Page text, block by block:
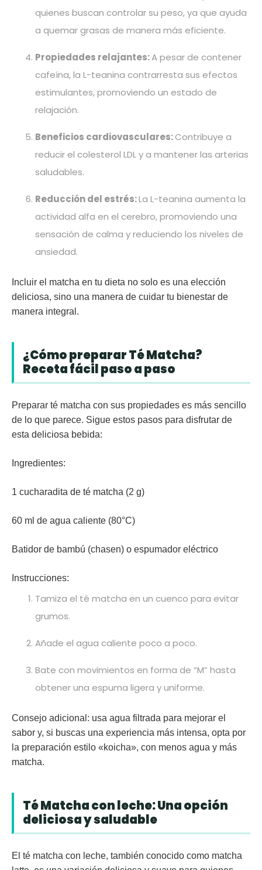
quienes buscan controlar su peso, ya que ayuda
a quemar grasas de manera más eficiente.
Propiedades relajantes:A pesar de contener
cafeína, la L-teanina contrarresta sus efectos
estimulantes, promoviendo un estado de
relajación.
Beneficios cardiovasculares:Contribuye a
reducir el colesterol LDL y a mantener las arterias
saludables.
Reducción del estrés:La L-teanina aumenta la
actividad alfa en el cerebro, promoviendo una
sensación de calma y reduciendo los niveles de
ansiedad.
Incluir el matcha en tu dieta no solo es una elección
deliciosa, sino una manera de cuidar tu bienestar de
manera integral.
¿Cómo preparar Té Matcha?
Receta fácil paso a paso
Preparar té matcha con sus propiedades es más sencillo
de lo que parece. Sigue estos pasos para disfrutar de
esta deliciosa bebida:
Ingredientes:
1 cucharadita de té matcha (2 g)
60 ml de agua caliente (80°C)
Batidor de bambú (chasen) o espumador eléctrico
Instrucciones:
Tamiza el té matcha en un cuenco para evitar
grumos.
Añade el agua caliente poco a poco.
Bate con movimientos en forma de “M” hasta
obtener una espuma ligera y uniforme.
Consejo adicional: usa agua filtrada para mejorar el
sabor y, si buscas una experiencia más intensa, opta por
la preparación estilo «koicha», con menos agua y más
matcha.
Té Matcha con leche: Una opción
deliciosa y saludable
El té matcha con leche, también conocido como matcha